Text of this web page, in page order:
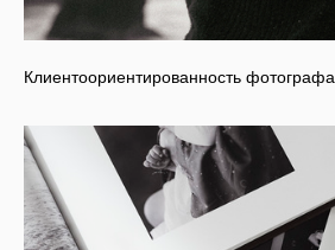
Клиентоориентированность фотографа